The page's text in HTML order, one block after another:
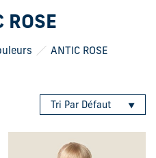
ROSE
ANTIC ROSE
Tri Par Défaut